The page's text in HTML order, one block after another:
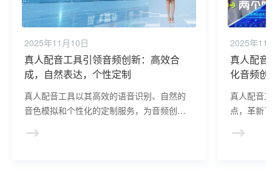
2025年11月10日
真人配音工具引领音频创新：高效合
成，自然表达，个性定制
真人配音工具以其高效的语音识别、自然的
音色模拟和个性化的定制服务，为音频创作
域的发展。
2025年11
真人配音
化音频创
真人配音
点，革新
容创作的